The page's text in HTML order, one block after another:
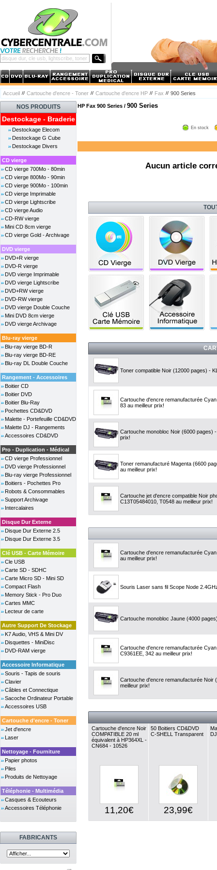
Accueil Cartouche d'encre - Toner Cartouche d'encre HP Fax 900 Series
NOS PRODUITS
Destockage - Braderie
Destockage Elecom
Destockage G Cube
Destockage Divers
CD vierge
CD vierge 700Mo - 80min
CD vierge 800Mo - 90min
CD vierge 900Mo - 100min
CD vierge Imprimable
CD vierge Lightscribe
CD vierge Audio
CD-RW vierge
Mini CD 8cm vierge
CD vierge Gold - Archivage
DVD vierge
DVD+R vierge
DVD-R vierge
DVD vierge Imprimable
DVD vierge Lightscribe
DVD+RW vierge
DVD-RW vierge
DVD vierge Double Couche
Mini DVD 8cm vierge
DVD vierge Archivage
Blu-ray vierge
Blu-ray vierge BD-R
Blu-ray vierge BD-RE
Blu-ray DL Double Couche
Rangement - Accessoires
Boitier CD
Boitier DVD
Boitier Blu-Ray
Pochettes CD&DVD
Malette - Portefeuille CD&DVD
Malette DJ - Rangements
Accessoires CD&DVD
Pro - Duplication - Médical
CD vierge Professionnel
DVD vierge Professionnel
Blu-ray vierge Professionnel
Boitiers - Pochettes Pro
Robots & Consommables
Support Archivage
Intercalaires
Disque Dur Externe
Disque Dur Externe 2.5
Disque Dur Externe 3.5
Clé USB - Carte Mémoire
Cle USB
Carte SD - SDHC
Carte Micro SD - Mini SD
Compact Flash
Memory Stick - Pro Duo
Cartes MMC
Lecteur de carte
Autre Support De Stockage
K7 Audio, VHS & Mini DV
Disquettes - MiniDisc
DVD-RAM vierge
Accessoire Informatique
Souris - Tapis de souris
Clavier
Câbles et Connectique
Sacoche Ordinateur Portable
Accessoires USB
Cartouche d'encre - Toner
Jet d'encre
Laser
Nettoyage - Fourniture
Papier photos
Piles
Produits de Nettoyage
Téléphonie - Multimédia
Casques & Ecouteurs
Accessoires Téléphonie
FABRICANTS
HP Fax 900 Series / 900 Series
En stock
Aucun article
Toner compatible Noir (12000 pages) -
Cartouche d'encre remanufacturée
83 au meilleur prix!
Cartouche monobloc Noir (6000 pages)
prix!
Toner remanufacturé Magenta (6600
au meilleur prix!
Cartouche jet d'encre compatible Noir
C13T05484010, T0548 au meilleur prix!
Cartouche d'encre remanufacturée
au meilleur prix!
Souris Laser sans fil Scope Node
Cartouche monobloc Jaune (4000
Cartouche d'encre remanufacturée
C9361EE, 342 au meilleur prix!
Cartouche d'encre remanufacturée Noir
meilleur prix!
Cartouche d'encre Noir
COMPATIBLE 20 ml
équivalent à HP364XL -
CN684 - 10526
11,20€
50 Boitiers CD&DVD
C-SHELL Transparent
23,99€